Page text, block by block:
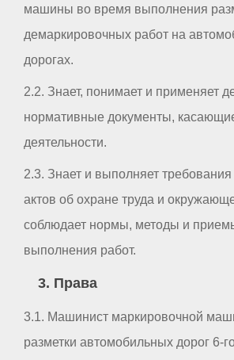
машины во время выполнения
демаркировочных работ на
дорогах.
2.2. Знает, понимает и применяет
нормативные документы,
деятельности.
2.3. Знает и выполняет
актов об охране труда и
соблюдает нормы, методы и
выполнения работ.
3. Права
3.1. Машинист маркировочной
разметки автомобильных дорог 6-